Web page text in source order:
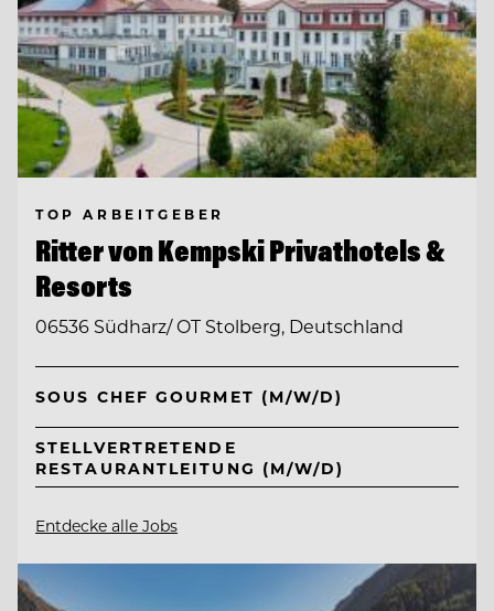
TOP ARBEITGEBER
Ritter von Kempski Privathotels &
Resorts
06536 Südharz/ OT Stolberg, Deutschland
SOUS CHEF GOURMET (M/W/D)
STELLVERTRETENDE
RESTAURANTLEITUNG (M/W/D)
Entdecke alle Jobs